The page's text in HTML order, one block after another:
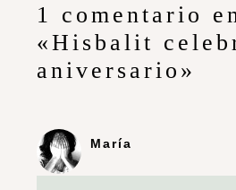
1 comentario
«Hisbalit
aniversario»
María